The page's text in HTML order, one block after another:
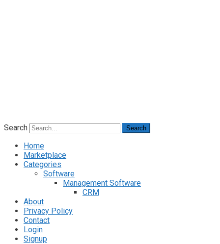
Search Search
Home
Marketplace
Categories
Software
Management Software
CRM
About
Privacy Policy
Contact
Login
Signup